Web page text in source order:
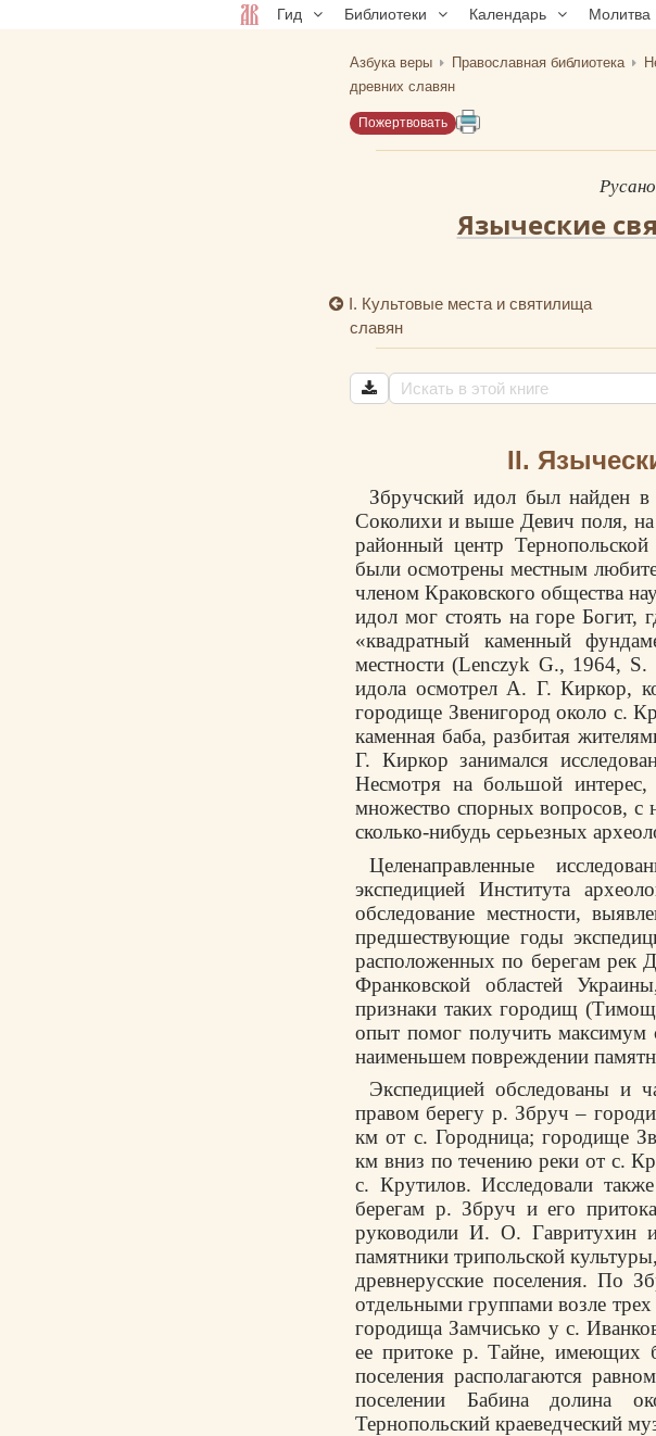
Гид Библиотеки Календарь Молитва
Азбука веры Православная библиотека
древних славян
Пожертвовать
Языческие
I. Культовые места и святилища
славян
II.
Збручский идол был найден
Соколихи и выше Девич поля,
районный центр
были осмотрены местным
членом Краковского общества
идол мог стоять на горе Богит,
«квадратный каменный
местности (Lenczyk G., 1964,
идола осмотрел А. Г. Киркор,
городище Звенигород около с.
каменная баба, разбитая
Г. Киркор занимался
Несмотря на большой
множество спорных вопросов, с
сколько-нибудь серьезных
Целенаправленные
экспедицией Института
обследование местности,
предшествующие годы
расположенных по берегам рек
Франковской областей
признаки таких городищ
опыт помог получить максимум
наименьшем повреждении
Экспедицией обследованы и
правом берегу р. Збруч –
км от с. Городница; городище
км вниз по течению реки от с.
с. Крутилов. Исследовали
берегам р. Збруч и его
руководили И. О. Гавритухин
памятники трипольской
древнерусские поселения. По
отдельными группами возле
городища Замчисько у с.
ее притоке р. Тайне, имеющих
поселения располагаются
поселении Бабина долина
Тернопольский краеведческий